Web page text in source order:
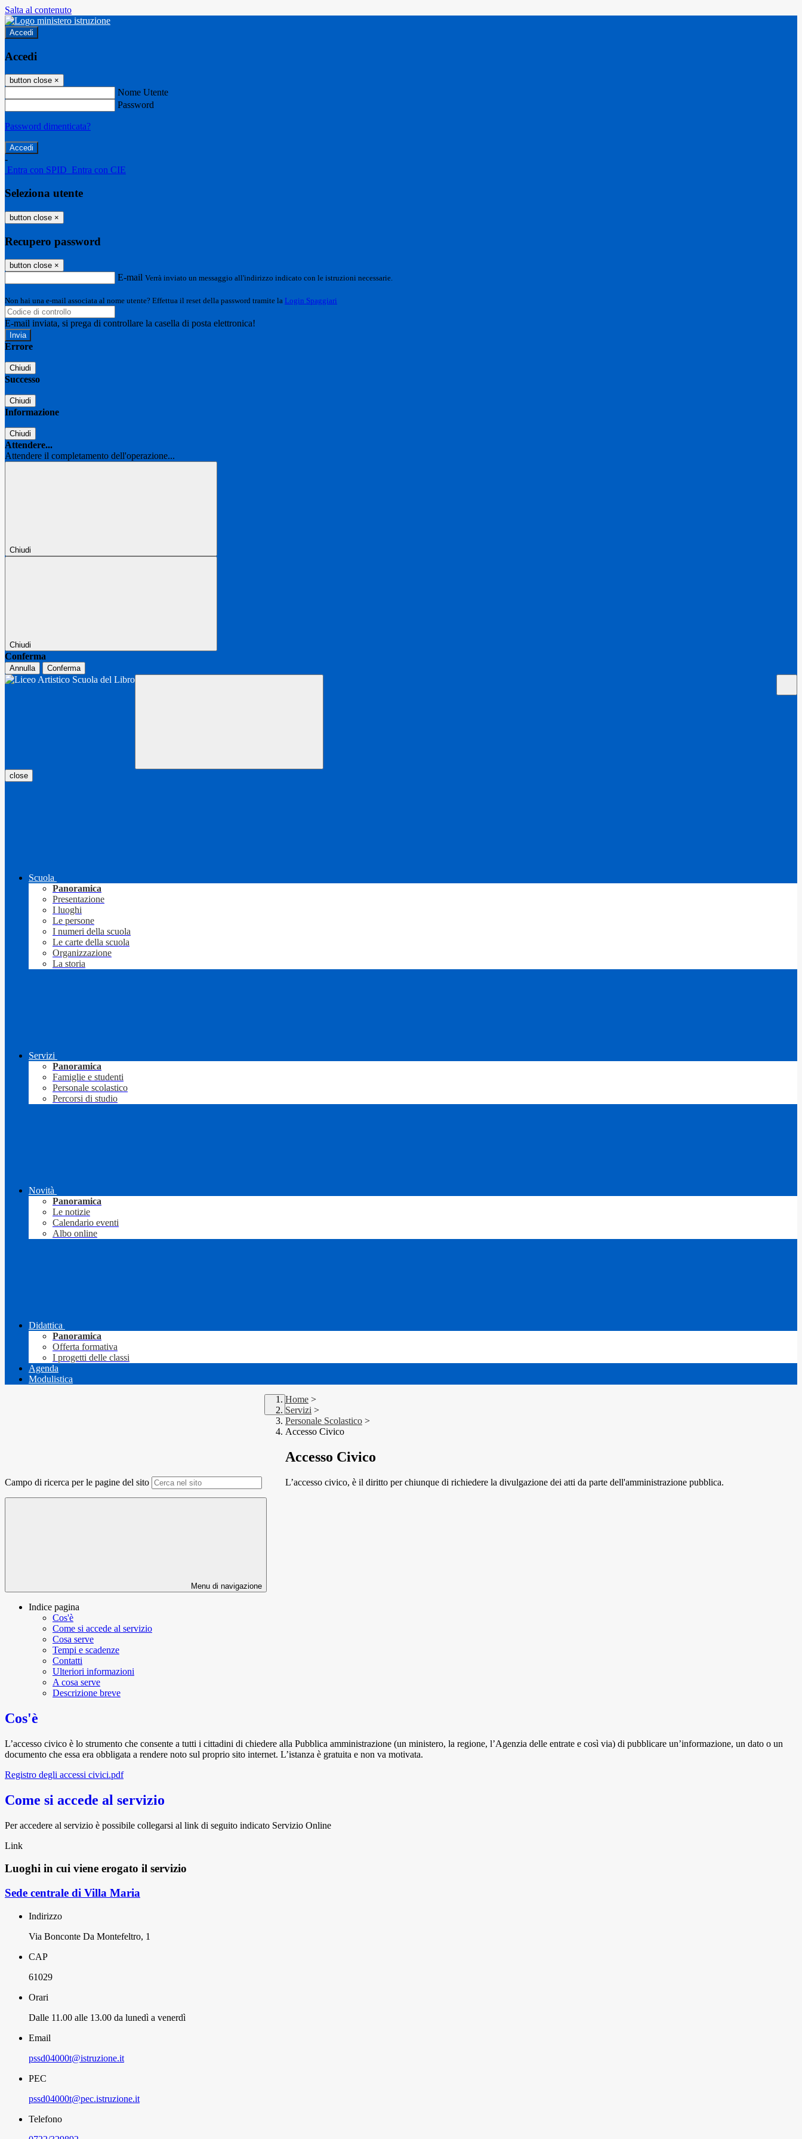
Salta al contenuto
Accedi
Accedi
button close ×
Nome Utente
Password
Password dimenticata?
-
Entra con SPID Entra con CIE
Seleziona utente
button close ×
Recupero password
button close ×
E-mail Verrà inviato un messaggio all'indirizzo indicato con le istruzioni necessarie.
Non hai una e-mail associata al nome utente? Effettua il reset della password tramite la Login Spaggiari
E-mail inviata, si prega di controllare la casella di posta elettronica!
Errore
Chiudi
Successo
Chiudi
Informazione
Chiudi
Attendere...
Attendere il completamento dell'operazione...
Chiudi
Chiudi
Conferma
Annulla Conferma
close
Scuola
Panoramica
Presentazione
I luoghi
Le persone
I numeri della scuola
Le carte della scuola
Organizzazione
La storia
Servizi
Panoramica
Famiglie e studenti
Personale scolastico
Percorsi di studio
Novità
Panoramica
Le notizie
Calendario eventi
Albo online
Didattica
Panoramica
Offerta formativa
I progetti delle classi
Agenda
Modulistica
Campo di ricerca per le pagine del sito
Home >
Servizi >
Personale Scolastico >
Accesso Civico
Accesso Civico
L’accesso civico, è il diritto per chiunque di richiedere la divulgazione dei atti da parte dell'amministrazione pubblica.
Menu di navigazione
Indice pagina
Cos'è
Come si accede al servizio
Cosa serve
Tempi e scadenze
Contatti
Ulteriori informazioni
A cosa serve
Descrizione breve
Cos'è
L’accesso civico è lo strumento che consente a tutti i cittadini di chiedere alla Pubblica amministrazione (un ministero, la regione, l’Agenzia delle entrate e così via) di pubblicare un’informazione, un dato o un
documento che essa era obbligata a rendere noto sul proprio sito internet. L’istanza è gratuita e non va motivata.
Registro degli accessi civici.pdf
Come si accede al servizio
Per accedere al servizio è possibile collegarsi al link di seguito indicato Servizio Online
Link
Luoghi in cui viene erogato il servizio
Sede centrale di Villa Maria
Indirizzo
Via Bonconte Da Montefeltro, 1
CAP
61029
Orari
Dalle 11.00 alle 13.00 da lunedì a venerdì
Email
pssd04000t@istruzione.it
PEC
pssd04000t@pec.istruzione.it
Telefono